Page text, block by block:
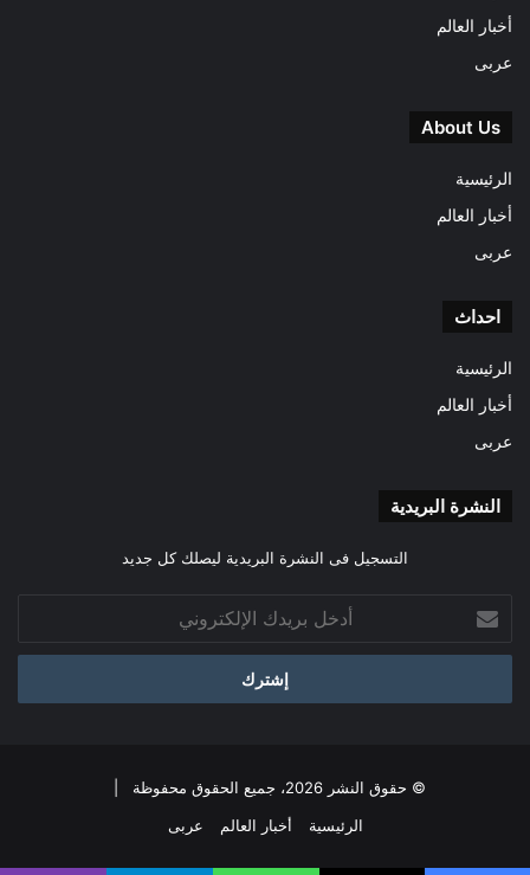
أخبار العالم
عربى
About Us
الرئيسية
أخبار العالم
عربى
احداث
الرئيسية
أخبار العالم
عربى
النشرة البريدية
التسجيل فى النشرة البريدية ليصلك كل جديد
بريدك
الإلكتروني
© حقوق النشر 2026، جميع الحقوق محفوظة |
الرئيسية
أخبار العالم عربى